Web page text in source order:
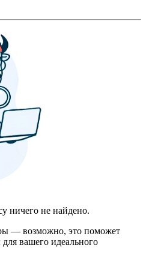
ничего не найдено.
— возможно, это поможет
вашего идеального